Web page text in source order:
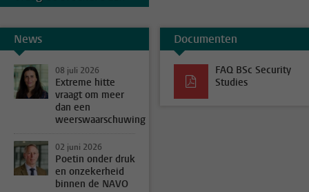
News
08 juli 2026
Extreme hitte
vraagt om meer
dan een
weerswaarschuwing
02 juni 2026
Poetin onder druk
en onzekerheid
binnen de NAVO
Documenten
FAQ BSc Security
Studies